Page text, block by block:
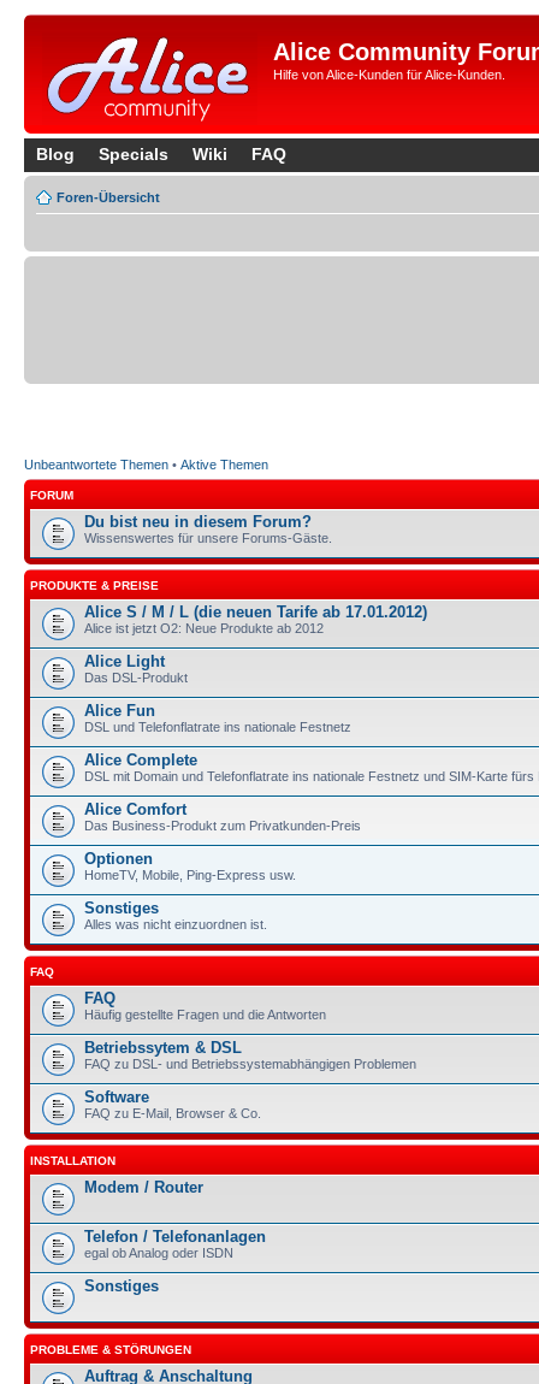
Alice Community
Hilfe von Alice-Kunden für Alice-Kunden.
Blog Specials Wiki FAQ
Foren-Übersicht
Unbeantwortete Themen • Aktive Themen
FORUM
Du bist neu in diesem Forum?
Wissenswertes für unsere Forums-Gäste.
PRODUKTE & PREISE
Alice S / M / L (die neuen Tarife ab 17.01.2012)
Alice ist jetzt O2: Neue Produkte ab 2012
Alice Light
Das DSL-Produkt
Alice Fun
DSL und Telefonflatrate ins nationale Festnetz
Alice Complete
DSL mit Domain und Telefonflatrate ins nationale Festnetz und SIM-Karte fürs
Alice Comfort
Das Business-Produkt zum Privatkunden-Preis
Optionen
HomeTV, Mobile, Ping-Express usw.
Sonstiges
Alles was nicht einzuordnen ist.
FAQ
FAQ
Häufig gestellte Fragen und die Antworten
Betriebssytem & DSL
FAQ zu DSL- und Betriebssystemabhängigen Problemen
Software
FAQ zu E-Mail, Browser & Co.
INSTALLATION
Modem / Router
Telefon / Telefonanlagen
egal ob Analog oder ISDN
Sonstiges
PROBLEME & STÖRUNGEN
Auftrag & Anschaltung